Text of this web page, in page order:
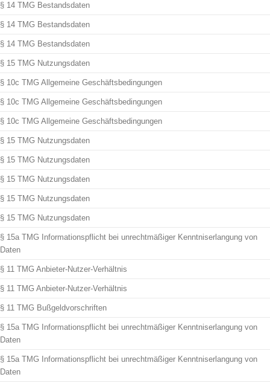
§ 14 TMG Bestandsdaten
§ 14 TMG Bestandsdaten
§ 14 TMG Bestandsdaten
§ 15 TMG Nutzungsdaten
§ 10c TMG Allgemeine Geschäftsbedingungen
§ 10c TMG Allgemeine Geschäftsbedingungen
§ 10c TMG Allgemeine Geschäftsbedingungen
§ 15 TMG Nutzungsdaten
§ 15 TMG Nutzungsdaten
§ 15 TMG Nutzungsdaten
§ 15 TMG Nutzungsdaten
§ 15 TMG Nutzungsdaten
§ 15a TMG Informationspflicht bei unrechtmäßiger Kenntniserlangung von
Daten
§ 11 TMG Anbieter-Nutzer-Verhältnis
§ 11 TMG Anbieter-Nutzer-Verhältnis
§ 11 TMG Bußgeldvorschriften
§ 15a TMG Informationspflicht bei unrechtmäßiger Kenntniserlangung von
Daten
§ 15a TMG Informationspflicht bei unrechtmäßiger Kenntniserlangung von
Daten